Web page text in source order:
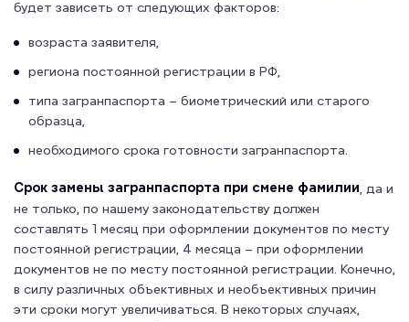
будет зависеть от следующих факторов:
возраста заявителя,
региона постоянной регистрации в РФ,
типа загранпаспорта – биометрический или старого
образца,
необходимого срока готовности загранпаспорта.
Срок замены загранпаспорта при смене фамилии , да и
не только, по нашему законодательству должен
составлять 1 месяц при оформлении документов по месту
постоянной регистрации, 4 месяца – при оформлении
документов не по месту постоянной регистрации. Конечно,
в силу различных объективных и необъективных причин
эти сроки могут увеличиваться. В некоторых случаях,